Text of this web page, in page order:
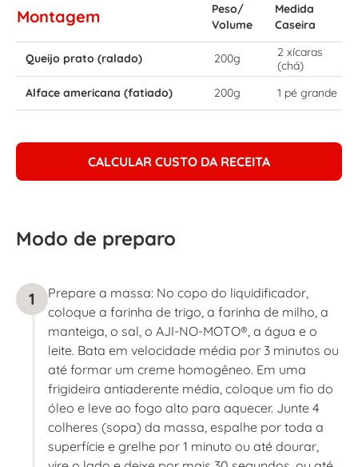
Montagem
Peso/
Volume
Medida
Caseira
Queijo prato (ralado) 200g
2 xícaras
(chá)
Alface americana (fatiado)
200g 1 pé grande
CALCULAR CUSTO DA RECEITA
Modo de preparo
1
Prepare a massa: No copo do liquidificador,
coloque a farinha de trigo, a farinha de milho, a
manteiga, o sal, o AJI-NO-MOTO®, a água e o
leite. Bata em velocidade média por 3 minutos ou
até formar um creme homogêneo. Em uma
frigideira antiaderente média, coloque um fio do
óleo e leve ao fogo alto para aquecer. Junte 4
colheres (sopa) da massa, espalhe por toda a
superfície e grelhe por 1 minuto ou até dourar,